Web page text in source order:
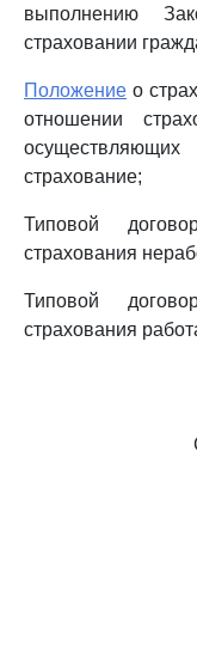
выполнению
страховании
Положение о
отношении
страхование;
Типовой
страхования
Типовой
страхования